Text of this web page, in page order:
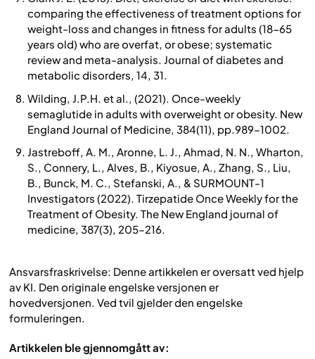
comparing the effectiveness of treatment options for
weight-loss and changes in fitness for adults (18-65
years old) who are overfat, or obese; systematic
review and meta-analysis. Journal of diabetes and
metabolic disorders, 14, 31.
Wilding, J.P.H. et al., (2021). Once-weekly
semaglutide in adults with overweight or obesity. New
England Journal of Medicine, 384(11), pp.989–1002.
Jastreboff, A. M., Aronne, L. J., Ahmad, N. N., Wharton,
S., Connery, L., Alves, B., Kiyosue, A., Zhang, S., Liu,
B., Bunck, M. C., Stefanski, A., & SURMOUNT-1
Investigators (2022). Tirzepatide Once Weekly for the
Treatment of Obesity. The New England journal of
medicine, 387(3), 205–216.
Ansvarsfraskrivelse: Denne artikkelen er oversatt ved hjelp
av KI. Den originale engelske versjonen er
hovedversjonen. Ved tvil gjelder den engelske
formuleringen.
Artikkelen ble gjennomgått av: